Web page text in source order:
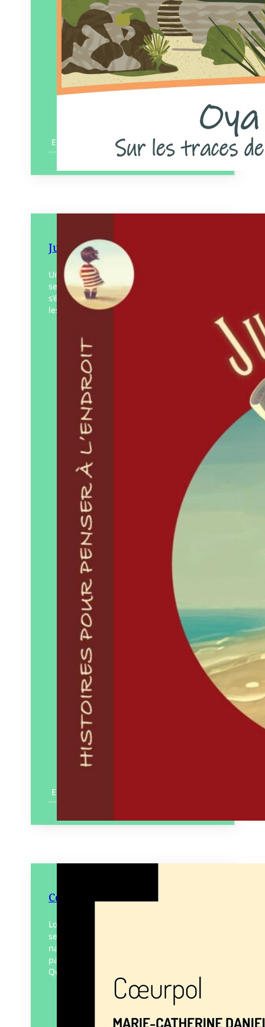
En savoir plus
Juste un mot
Un voyage hors du temps, où les pianos
se posent sur l’eau, et les définitions
s’écrivent sur le sable avant que la mer ne
les efface. À l’heure…
Éditeur :
éditions
Paru le
En savoir plus
Cœurpol
Loin des complexes urbains protégés où
se confinent les bons citoyens, tandis que
nature comme culture sont remodelées
par les diverses pollutions, la vie dans
Quartier Tarés continue,…